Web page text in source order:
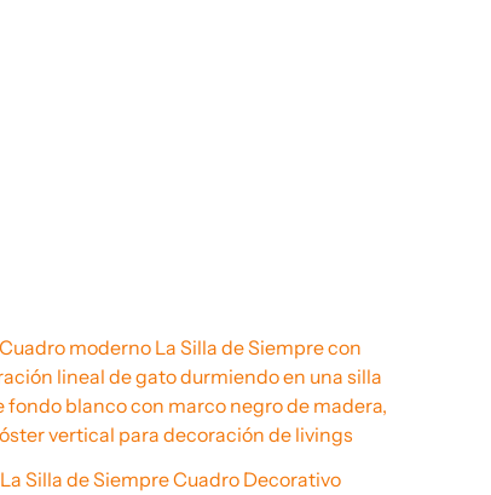
La Silla de Siempre Cuadro Decorativo
Rango
de
precios:
desde
$ 67.960
$ 69.960